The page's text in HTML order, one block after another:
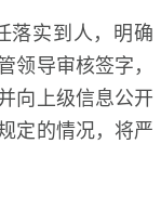
落实到人，明确
导审核签字，
向上级信息公开
定的情况，将严